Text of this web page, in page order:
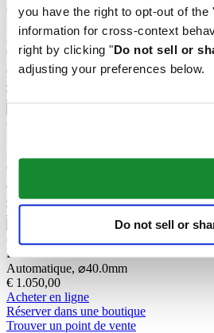
you have the right to opt-out of
information for cross-context
right by clicking "Do not sell or
adjusting your preferences below.
Do not sell or
DS-1 Day Date
Automatique,⌀40.0mm
€ 860,00
Acheter en ligne
Réserver dans une boutique
Trouver un point de vente
DS-1 Skeleton
€ 1.100,00
Réserver dans une boutique
Trouver un point de vente
DS-1 Skeleton
Automatique, ⌀40.0mm
€ 1.050,00
Acheter en ligne
Réserver dans une boutique
Trouver un point de vente